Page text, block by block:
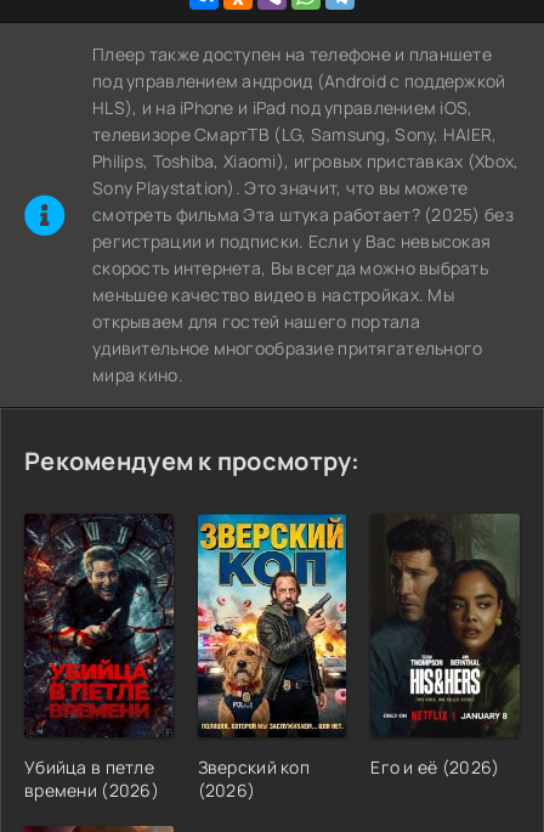
Плеер также доступен на телефоне и планшете
под управлением андроид (Android с поддержкой
HLS), и на iPhone и iPad под управлением iOS,
телевизоре СмартТВ (LG, Samsung, Sony, HAIER,
Philips, Toshiba, Xiaomi), игровых приставках (Xbox,
Sony Playstation). Это значит, что вы можете
cмотреть фильма Эта штука работает? (2025) без
регистрации и подписки. Если у Вас невысокая
скорость интернета, Вы всегда можно выбрать
меньшее качество видео в настройках. Мы
открываем для гостей нашего портала
удивительное многообразие притягательного
мира кино.
Рекомендуем к просмотру:
Убийца в петле
времени (2026)
Зверский коп
(2026)
Его и её (2026)